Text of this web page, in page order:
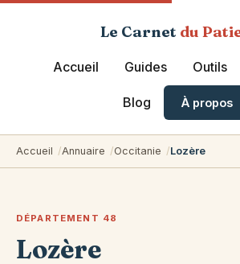
Le Carnet du
Accueil Guides Outils
Blog À propos
Accueil Annuaire Occitanie Lozère
DÉPARTEMENT 48
Lozère